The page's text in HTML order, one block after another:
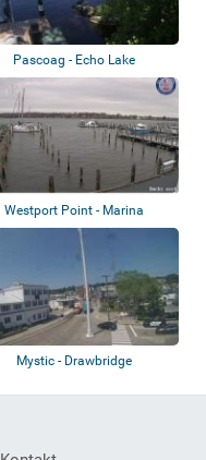
Pascoag - Echo Lake
Westport Point - Marina
Mystic - Drawbridge